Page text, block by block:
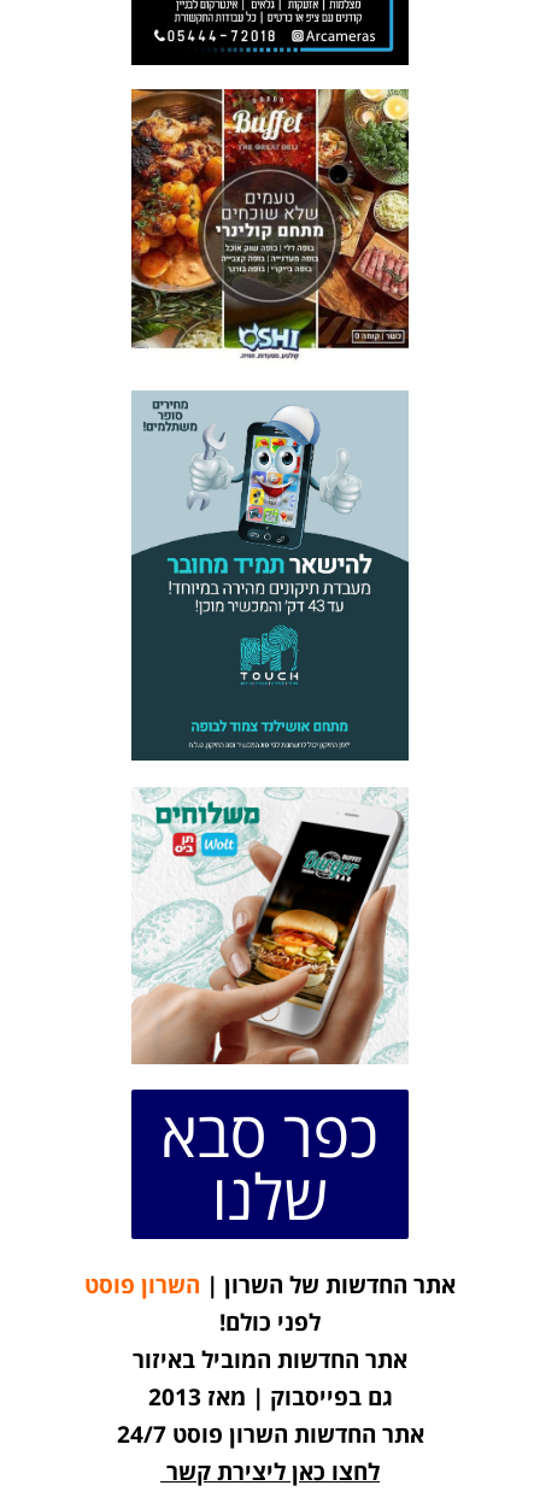
כפר סבא
שלנו
אתר החדשות של השרון | השרון פוסט
לפני כולם!
אתר החדשות המוביל באיזור
גם בפייסבוק | מאז 2013
אתר החדשות השרון פוסט 24/7
לחצו כאן ליצירת קשר